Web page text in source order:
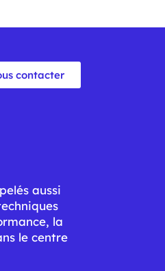
contacter
aussi
la
le centre